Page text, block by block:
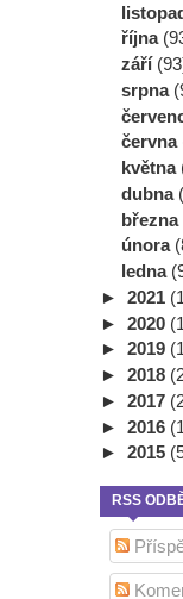
října
září
srpna
června
května
dubna
března
února
ledna
► 2021
► 2020
► 2019
► 2018
► 2017
► 2016
► 2015
RSS